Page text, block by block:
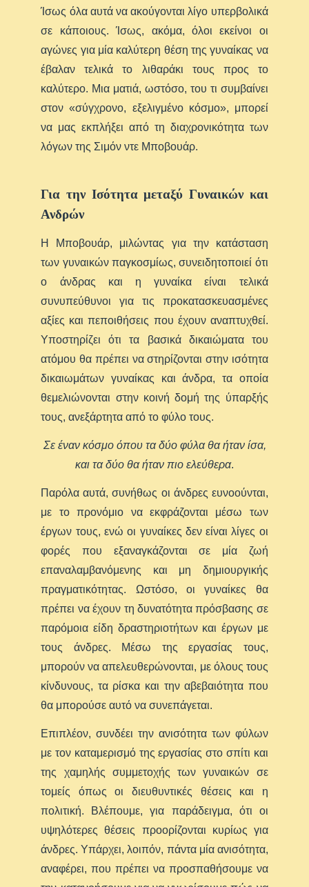
Ίσως όλα αυτά να ακούγονται λίγο υπερβολικά
σε κάποιους. Ίσως, ακόμα, όλοι εκείνοι οι
αγώνες για μία καλύτερη θέση της γυναίκας να
έβαλαν τελικά το λιθαράκι τους προς το
καλύτερο. Μια ματιά, ωστόσο, του τι συμβαίνει
στον «σύγχρονο, εξελιγμένο κόσμο», μπορεί
να μας εκπλήξει από τη διαχρονικότητα των
λόγων της Σιμόν ντε Μποβουάρ.
Για την Ισότητα μεταξύ Γυναικών και
Ανδρών
Η Μποβουάρ, μιλώντας για την κατάσταση
των γυναικών παγκοσμίως, συνειδητοποιεί ότι
ο άνδρας και η γυναίκα είναι τελικά
συνυπεύθυνοι για τις προκατασκευασμένες
αξίες και πεποιθήσεις που έχουν αναπτυχθεί.
Υποστηρίζει ότι τα βασικά δικαιώματα του
ατόμου θα πρέπει να στηρίζονται στην ισότητα
δικαιωμάτων γυναίκας και άνδρα, τα οποία
θεμελιώνονται στην κοινή δομή της ύπαρξής
τους, ανεξάρτητα από το φύλο τους.
Σε έναν κόσμο όπου τα δύο φύλα θα ήταν ίσα,
και τα δύο θα ήταν πιο ελεύθερα.
Παρόλα αυτά, συνήθως οι άνδρες ευνοούνται,
με το προνόμιο να εκφράζονται μέσω των
έργων τους, ενώ οι γυναίκες δεν είναι λίγες οι
φορές που εξαναγκάζονται σε μία ζωή
επαναλαμβανόμενης και μη δημιουργικής
πραγματικότητας. Ωστόσο, οι γυναίκες θα
πρέπει να έχουν τη δυνατότητα πρόσβασης σε
παρόμοια είδη δραστηριοτήτων και έργων με
τους άνδρες. Μέσω της εργασίας τους,
μπορούν να απελευθερώνονται, με όλους τους
κίνδυνους, τα ρίσκα και την αβεβαιότητα που
θα μπορούσε αυτό να συνεπάγεται.
Επιπλέον, συνδέει την ανισότητα των φύλων
με τον καταμερισμό της εργασίας στο σπίτι και
της χαμηλής συμμετοχής των γυναικών σε
τομείς όπως οι διευθυντικές θέσεις και η
πολιτική. Βλέπουμε, για παράδειγμα, ότι οι
υψηλότερες θέσεις προορίζονται κυρίως για
άνδρες. Υπάρχει, λοιπόν, πάντα μία ανισότητα,
αναφέρει, που πρέπει να προσπαθήσουμε να